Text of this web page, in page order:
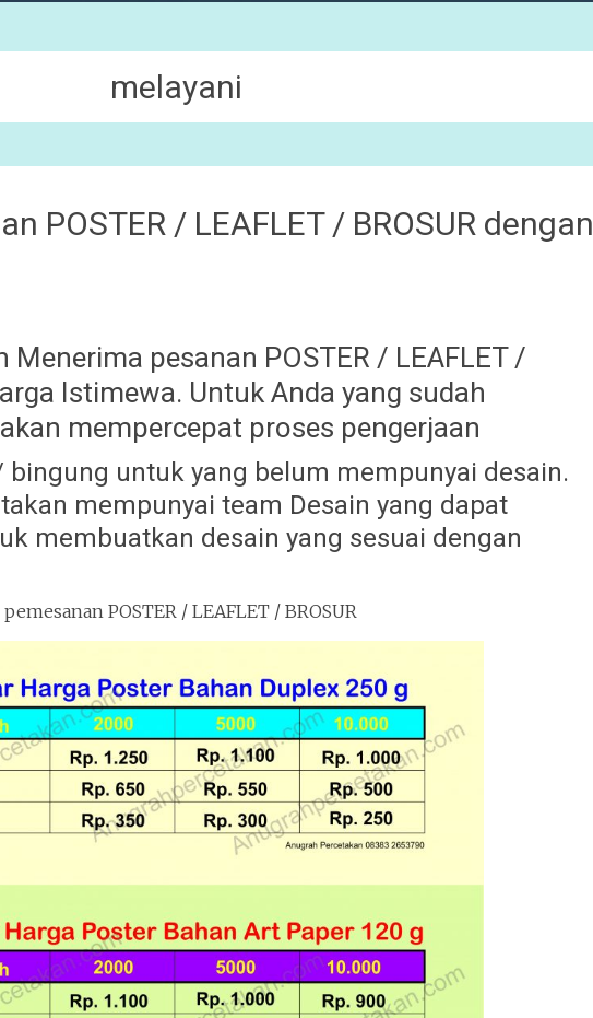
melayani
POSTER / LEAFLET / BROSUR dengan
Menerima pesanan POSTER / LEAFLET /
Istimewa. Untuk Anda yang sudah
mempercepat proses pengerjaan
bingung untuk yang belum mempunyai desain.
mempunyai team Desain yang dapat
membuatkan desain yang sesuai dengan
POSTER / LEAFLET / BROSUR